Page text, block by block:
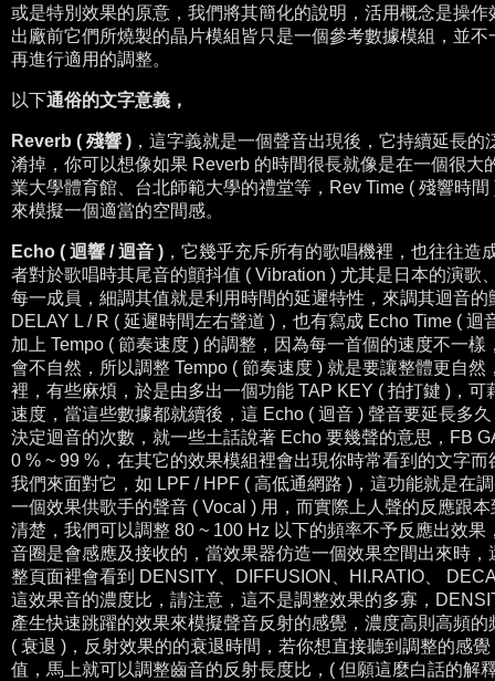
或是特別效果的原意，我們將其簡化的說明，活用概念是操
出廠前它們所燒製的晶片模組皆只是一個參考數據模組，並
再進行適用的調整。
以下通俗的文字意義，
Reverb ( 殘響 ) ，這字義就是一個聲音出現後，它持續延長
淆掉，你可以想像如果 Reverb 的時間很長就像是在一個很
業大學體育館、台北師範大學的禮堂等，Rev Time ( 殘響時
來模擬一個適當的空間感。
Echo ( 迴響 / 迴音 ) ，它幾乎充斥所有的歌唱機裡，也往往
者對於歌唱時其尾音的顫抖值 ( Vibration ) 尤其是日本的演歌
每一成員，細調其值就是利用時間的延遲特性，來調其迴音
DELAY L / R ( 延遲時間左右聲道 )，也有寫成 Echo Time (
加上 Tempo ( 節奏速度 ) 的調整，因為每一首個的速度不一樣
會不自然，所以調整 Tempo ( 節奏速度 ) 就是要讓整體更自
裡，有些麻煩，於是由多出一個功能 TAP KEY ( 拍打鍵 )，
速度，當這些數據都就續後，這 Echo ( 迴音 ) 聲音要延長多
決定迴音的次數，就一些土話說著 Echo 要幾聲的意思，FB
0 % ~ 99 %，在其它的效果模組裡會出現你時常看到的文字
我們來面對它，如 LPF / HPF ( 高低通網路 )，這功能就是在
一個效果供歌手的聲音 ( Vocal ) 用，而實際上人聲的反應跟本
清楚，我們可以調整 80 ~ 100 Hz 以下的頻率不予反應出效果
音圈是會感應及接收的，當效果器仿造一個效果空間出來時，
整頁面裡會看到 DENSITY、DIFFUSION、HI.RATIO、
這效果音的濃度比，請注意，這不是調整效果的多寡 ，
產生快速跳躍的效果來模擬聲音反射的感覺， 濃度高則高頻的
( 衰退 )，反射效果的的衰退時間，若你想直接聽到調整的感覺
值，馬上就可以調整齒音的反射長度比， ( 但願這麼白話的解